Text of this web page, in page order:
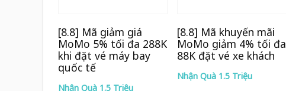
[8.8] Mã giảm giá
MoMo 5% tối đa 288K
khi đặt vé máy bay
quốc tế
Nhận Quà 1.5 Triệu
[8.8] Mã khuyến mãi
MoMo giảm 4% tối đa
88K đặt vé xe khách
Nhận Quà 1.5 Triệu